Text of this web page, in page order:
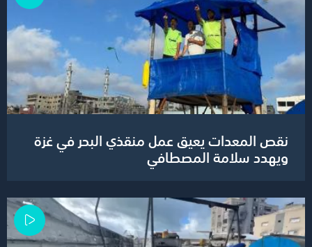
نقص المعدات يعيق عمل منقذي البحر في غزة
ويهدد سلامة المصطافي